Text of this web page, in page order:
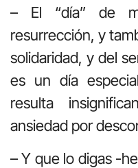
– El “día” de
resurrección, y
solidaridad, y del
es un día
resulta
ansiedad por
– Y que lo digas -